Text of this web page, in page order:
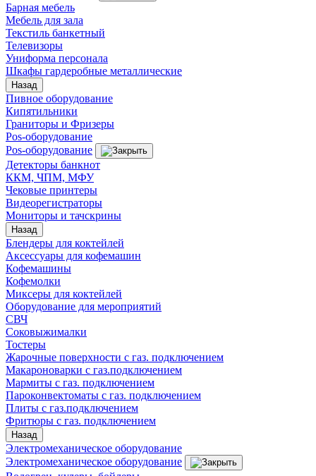
Барная мебель
Мебель для зала
Текстиль банкетный
Телевизоры
Униформа персонала
Шкафы гардеробные металлические
Назад
Пивное оборудование
Кипятильники
Граниторы и Фризеры
Pos-оборудование
Pos-оборудование
Детекторы банкнот
ККМ, ЧПМ, МФУ
Чековые принтеры
Видеорегистраторы
Мониторы и тачскрины
Назад
Блендеры для коктейлей
Аксессуары для кофемашин
Кофемашины
Кофемолки
Миксеры для коктейлей
Оборудование для мероприятий
СВЧ
Соковыжималки
Тостеры
Жарочные поверхности с газ. подключением
Макароноварки с газ.подключением
Мармиты с газ. подключением
Пароконвектоматы с газ. подключением
Плиты с газ.подключением
Фритюры с газ. подключением
Назад
Электромеханическое оборудование
Электромеханическое оборудование